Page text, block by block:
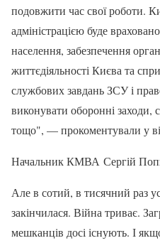
подовжити час свої роботи.
адміністрацією буде
населення, забезпечення
життєдіяльності Києва та
службових завдань ЗСУ і
виконувати оборонні заходи,
тощо", — прокоментували у
Начальник КМВА Сергій
Але в сотий, в тисячний раз
закінчилася. Війна триває.
мешканців досі існують. І